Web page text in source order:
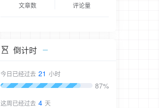
文章数 评论量
倒计时
今日已经过去 21 小时
87%
这周已经过去 4 天